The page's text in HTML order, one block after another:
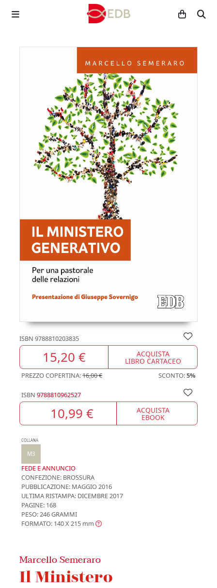
ISBN 9788810203835
15,20 € ACQUISTA
LIBRO CARTACEO
PREZZO COPERTINA:16,00 € SCONTO:5%
ISBN 9788810962527
10,99 € ACQUISTA
EBOOK
COLLANA
M3
FEDE E ANNUNCIO
CONFEZIONE: BROSSURA
PUBBLICAZIONE: MAGGIO 2016
ULTIMA RISTAMPA: DICEMBRE 2017
PAGINE: 168
PESO: 246 GRAMMI
FORMATO: 140 X 215 mm
Marcello Semeraro
Il Ministero